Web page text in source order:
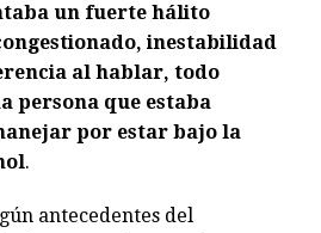
un fuerte hálito
inestabilidad
al hablar, todo
persona que estaba
por estar bajo la
.
antecedentes del